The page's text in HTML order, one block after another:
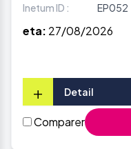
Inetum ID :
EP052
eta: 27/08/2026
+ Detail
Comparer